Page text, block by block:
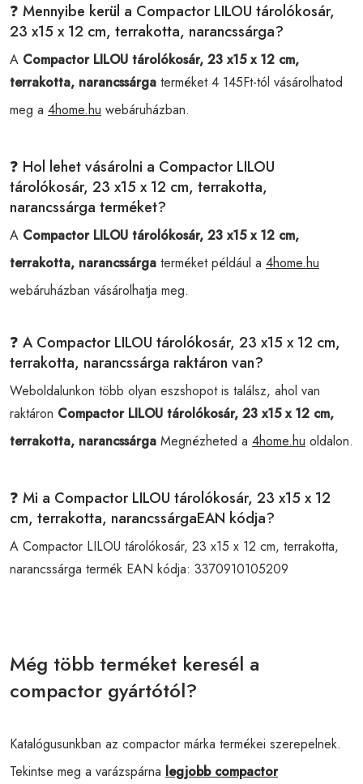
❓ Mennyibe kerül a Compactor LILOU tárolókosár,
23 x15 x 12 cm, terrakotta, narancssárga?
A Compactor LILOU tárolókosár, 23 x15 x 12 cm,
terrakotta, narancssárga terméket 4 145Ft-tól vásárolhatod
meg a 4home.hu webáruházban.
❓ Hol lehet vásárolni a Compactor LILOU
tárolókosár, 23 x15 x 12 cm, terrakotta,
narancssárga terméket?
A Compactor LILOU tárolókosár, 23 x15 x 12 cm,
terrakotta, narancssárga terméket például a 4home.hu
webáruházban vásárolhatja meg.
❓ A Compactor LILOU tárolókosár, 23 x15 x 12 cm,
terrakotta, narancssárga raktáron van?
Weboldalunkon több olyan eszshopot is találsz, ahol van
raktáron Compactor LILOU tárolókosár, 23 x15 x 12 cm,
terrakotta, narancssárga Megnézheted a 4home.hu oldalon.
❓ Mi a Compactor LILOU tárolókosár, 23 x15 x 12
cm, terrakotta, narancssárgaEAN kódja?
A Compactor LILOU tárolókosár, 23 x15 x 12 cm, terrakotta,
narancssárga termék EAN kódja: 3370910105209
Még több terméket keresél a
compactor gyártótól?
Katalógusunkban az compactor márka termékei szerepelnek.
Tekintse meg a varázspárna legjobb compactor